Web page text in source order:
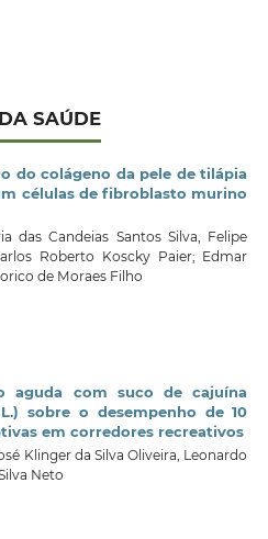
SAÚDE
do colágeno da pele de tilápia
células de fibroblasto murino
das Candeias Santos Silva, Felipe
Roberto Koscky Paier; Edmar
de Moraes Filho
aguda com suco de cajuína
sobre o desempenho de 10
em corredores recreativos
Klinger da Silva Oliveira, Leonardo
Neto